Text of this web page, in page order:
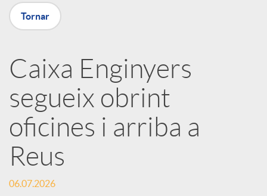
X
a
r
x
e
Tornar
Caixa Enginyers
segueix obrint
oficines i arriba a
Reus
06.07.2026